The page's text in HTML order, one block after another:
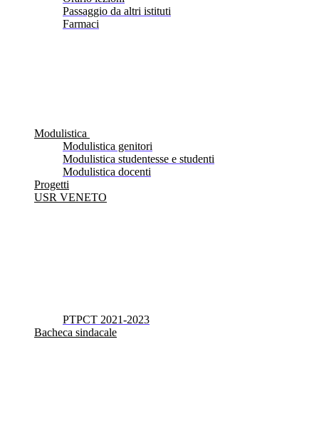
Passaggio da altri istituti
Farmaci
Modulistica
Modulistica genitori
Modulistica studentesse e studenti
Modulistica docenti
Progetti
USR VENETO
PTPCT 2021-2023
Bacheca sindacale